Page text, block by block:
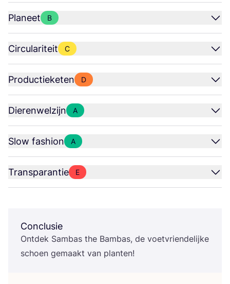
Planeet B
Circulariteit C
Productieketen D
Dierenwelzijn A
Slow fashion A
Transparantie E
Conclusie
Ont­dek Sam­bas the Bam­bas, de voet­vrien­de­lij­ke
schoen gemaakt van planten!